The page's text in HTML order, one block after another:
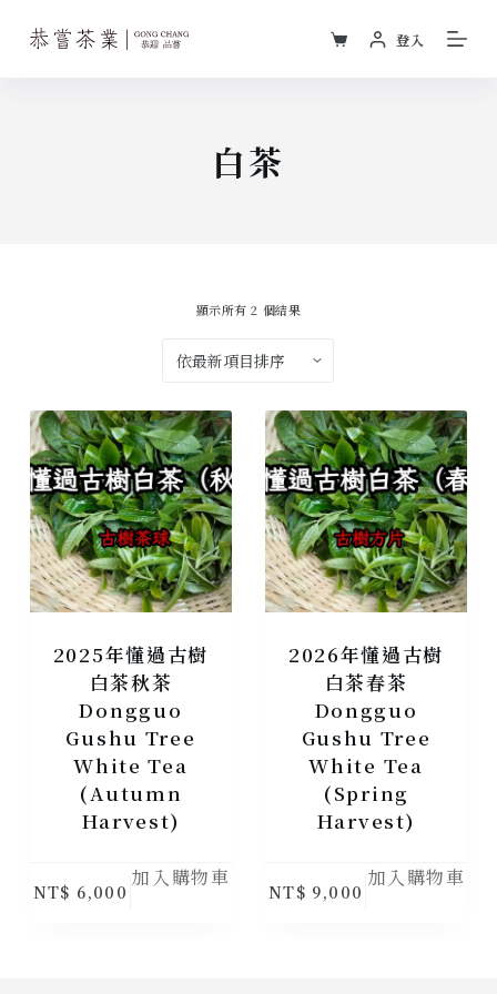
跳
至
登入
白茶
顯示所有 2 個結果
2025年懂過古樹
白茶秋茶
Dongguo
Gushu Tree
White Tea
(Autumn
Harvest)
NT$ 6,000
加入購物車
2026年懂過古樹
白茶春茶
Dongguo
Gushu Tree
White Tea
(Spring
Harvest)
NT$ 9,000
加入購物車